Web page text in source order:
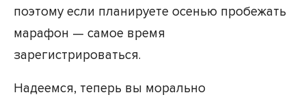
поэтому если планируете осенью пробежать
марафон — самое время
зарегистрироваться.
Надеемся, теперь вы морально